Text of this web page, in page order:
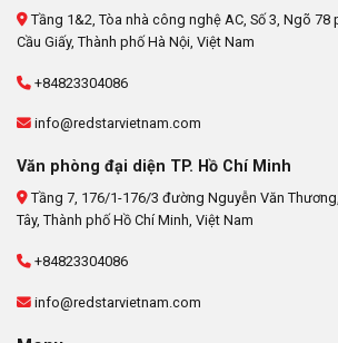
Tầng 1&2, Tòa nhà công nghệ AC, Số 3, Ngõ 78
Cầu Giấy, Thành phố Hà Nội, Việt Nam
+84823304086
info@redstarvietnam.com
Văn phòng đại diện TP. Hồ Chí Minh
Tầng 7, 176/1-176/3 đường Nguyễn Văn
Tây, Thành phố Hồ Chí Minh, Việt Nam
+84823304086
info@redstarvietnam.com